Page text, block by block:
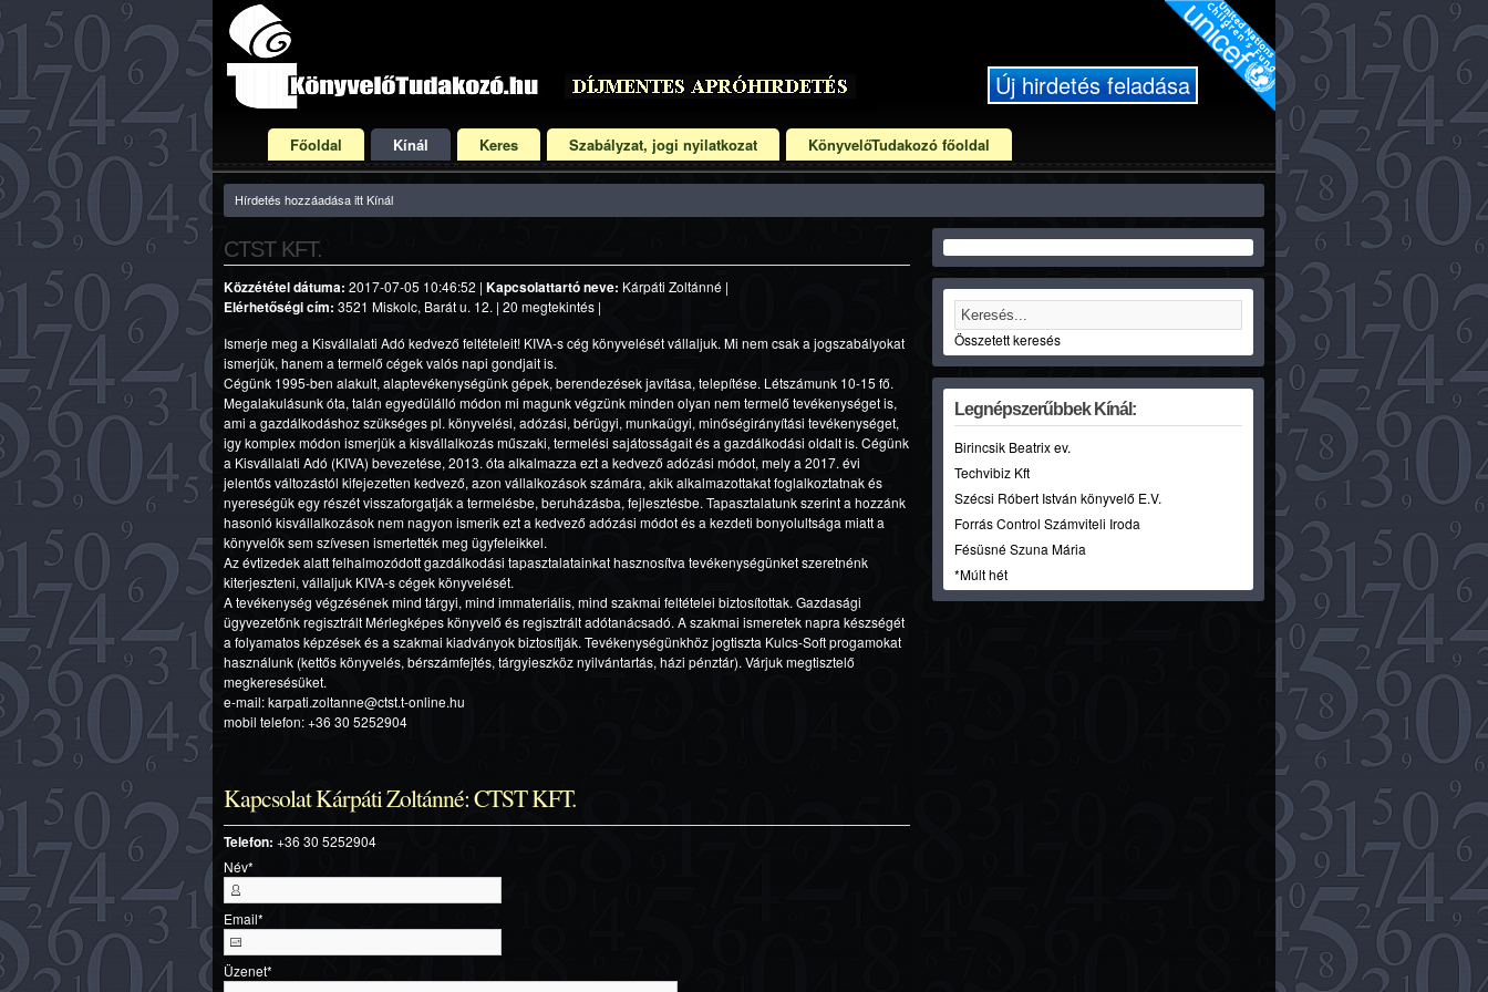
Új hirdetés feladása
Főoldal Kínál Keres Szabályzat, jogi nyilatkozat KönyvelőTudakozó főoldal
Hírdetés hozzáadása itt Kínál
CTST KFT.
Közzététel dátuma: 2017-07-05 10:46:52 | Kapcsolattartó neve: Kárpáti Zoltánné |
Elérhetőségi cím: 3521 Miskolc, Barát u. 12. | 20 megtekintés |
Ismerje meg a Kisvállalati Adó kedvező feltételeit! KIVA-s cég könyvelését vállaljuk. Mi nem csak a jogszabályokat
ismerjük, hanem a termelő cégek valós napi gondjait is.
Cégünk 1995-ben alakult, alaptevékenységünk gépek, berendezések javítása, telepítése. Létszámunk 10-15 fő.
Megalakulásunk óta, talán egyedülálló módon mi magunk végzünk minden olyan nem termelő tevékenységet is,
ami a gazdálkodáshoz szükséges pl. könyvelési, adózási, bérügyi, munkaügyi, minőségirányítási tevékenységet,
igy komplex módon ismerjük a kisvállalkozás műszaki, termelési sajátosságait és a gazdálkodási oldalt is. Cégünk
a Kisvállalati Adó (KIVA) bevezetése, 2013. óta alkalmazza ezt a kedvező adózási módot, mely a 2017. évi
jelentős változástól kifejezetten kedvező, azon vállalkozások számára, akik alkalmazottakat foglalkoztatnak és
nyereségük egy részét visszaforgatják a termelésbe, beruházásba, fejlesztésbe. Tapasztalatunk szerint a hozzánk
hasonló kisvállalkozások nem nagyon ismerik ezt a kedvező adózási módot és a kezdeti bonyolultsága miatt a
könyvelők sem szívesen ismertették meg ügyfeleikkel.
Az évtizedek alatt felhalmozódott gazdálkodási tapasztalatainkat hasznosítva tevékenységünket szeretnénk
kiterjeszteni, vállaljuk KIVA-s cégek könyvelését.
A tevékenység végzésének mind tárgyi, mind immateriális, mind szakmai feltételei biztosítottak. Gazdasági
ügyvezetőnk regisztrált Mérlegképes könyvelő és regisztrált adótanácsadó. A szakmai ismeretek napra készségét
a folyamatos képzések és a szakmai kiadványok biztosítják. Tevékenységünkhöz jogtiszta Kulcs-Soft progamokat
használunk (kettős könyvelés, bérszámfejtés, tárgyieszköz nyilvántartás, házi pénztár). Várjuk megtisztelő
megkeresésüket.
e-mail: karpati.zoltanne@ctst.t-online.hu
mobil telefon: +36 30 5252904
Kapcsolat Kárpáti Zoltánné: CTST KFT.
Telefon: +36 30 5252904
Név*
Email*
Üzenet*
Összetett keresés
Legnépszerűbbek Kínál:
Birincsik Beatrix ev.
Techvibiz Kft
Szécsi Róbert István könyvelő E.V.
Forrás Control Számviteli Iroda
Fésüsné Szuna Mária
*Múlt hét